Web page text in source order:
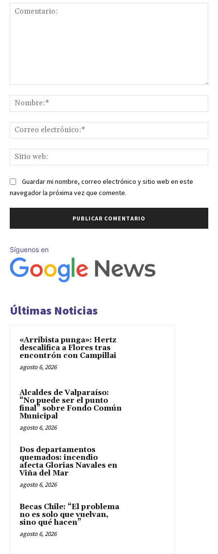
Guardar mi nombre, correo electrónico y sitio web en este
navegador la próxima vez que comente.
Síguenos en
Últimas Noticias
«Arribista punga»: Hertz
descalifica a Flores tras
encontrón con Campillai
agosto 6, 2026
Alcaldes de Valparaíso:
“No puede ser el punto
final” sobre Fondo Común
Municipal
agosto 6, 2026
Dos departamentos
quemados: incendio
afecta Glorias Navales en
Viña del Mar
agosto 6, 2026
Becas Chile: “El problema
no es solo que vuelvan,
sino qué hacen”
agosto 6, 2026